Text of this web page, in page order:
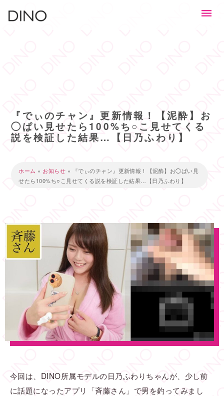
『でぃのチャン』更新情報！【泥酔】お
◯ぱい見せたら100%ち○こ見せてくる
説を検証した結果…【日乃ふわり】
ホーム » お知らせ »
『でぃのチャン』更新情報！【泥酔】お◯ぱい見
せたら100%ち○こ見せてくる説を検証した結果…【日乃ふわり】
今回は、DINO所属モデルの日乃ふわりちゃんが、少し前
に話題になったアプリ「斉藤さん」で男を釣ってみまし